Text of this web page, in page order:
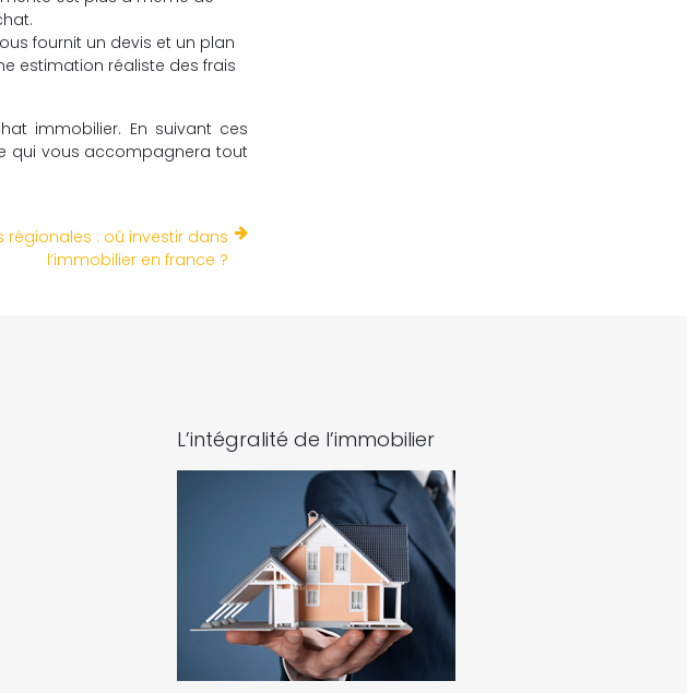
fournit un devis et un plan
estimation réaliste des frais
immobilier. En suivant ces
qui vous accompagnera tout
: où investir dans
l’immobilier en france ?
L’intégralité de l’immobilier